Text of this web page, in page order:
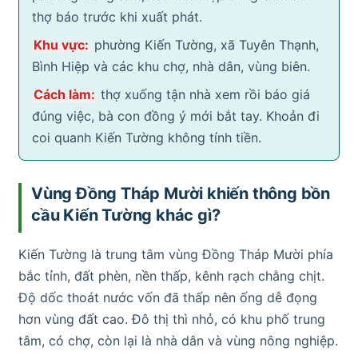
thợ báo trước khi xuất phát.
Khu vực: phường Kiến Tường, xã Tuyên Thạnh,
Bình Hiệp và các khu chợ, nhà dân, vùng biên.
Cách làm: thợ xuống tận nhà xem rồi báo giá
đúng việc, bà con đồng ý mới bắt tay. Khoản đi
coi quanh Kiến Tường không tính tiền.
Vùng Đồng Tháp Mười khiến thông bồn
cầu Kiến Tường khác gì?
Kiến Tường là trung tâm vùng Đồng Tháp Mười phía
bắc tỉnh, đất phèn, nền thấp, kênh rạch chằng chịt.
Độ dốc thoát nước vốn đã thấp nên ống dễ đọng
hơn vùng đất cao. Đô thị thì nhỏ, có khu phố trung
tâm, có chợ, còn lại là nhà dân và vùng nông nghiệp.